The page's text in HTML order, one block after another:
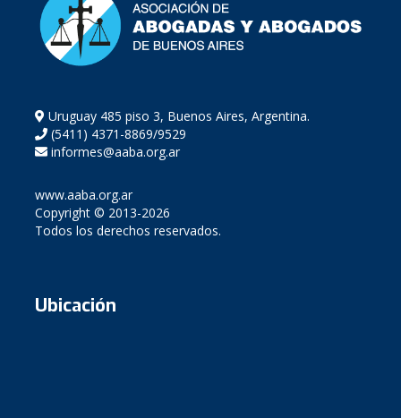
Uruguay 485 piso 3, Buenos Aires, Argentina.
(5411) 4371-8869/9529
informes@aaba.org.ar
www.aaba.org.ar
Copyright © 2013-2026
Todos los derechos reservados.
Ubicación